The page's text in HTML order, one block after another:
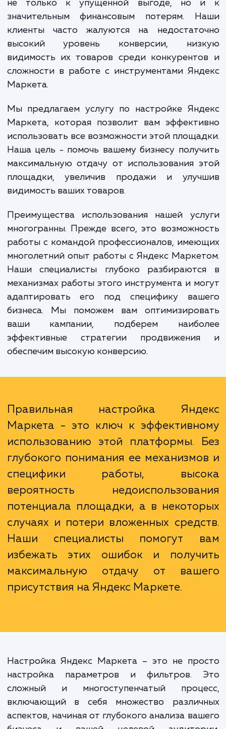
Серьезная проблема заключается в том,
неправильная настройка и
понимание механизмов работы могут
не только к упущенной выгоде, но
значительным финансовым потерям.
высокий уровень конверсии,
видимость их товаров среди
сложности в работе с инструментами
Маркета.
Мы предлагаем услугу по настройке
использовать все возможности этой
Наша цель - помочь вашему бизнесу
максимальную отдачу от использования
площадки, увеличив продажи и
видимость ваших товаров.
Преимущества использования нашей
многогранны. Прежде всего, это
работы с командой профессионалов,
многолетний опыт работы с Яндекс
механизмах работы этого инструмента и
бизнеса. Мы поможем вам
ваши кампании, подберем
эффективные стратегии
обеспечим высокую конверсию.
Правильная настройка
Маркета - это ключ к
использованию этой платформы.
глубокого понимания ее
специфики работы,
Наши специалисты помогут
избежать этих ошибок и
максимальную отдачу от
присутствия на Яндекс Маркете.